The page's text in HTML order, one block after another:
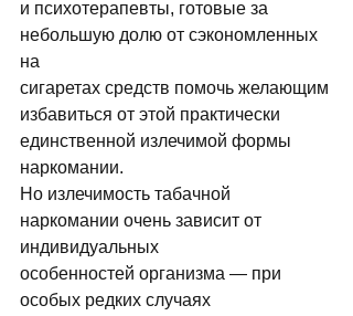
и психотерапевты, готовые за
небольшую долю от сэкономленных
на
сигаретах средств помочь желающим
избавиться от этой практически
единственной излечимой формы
наркомании.
Но излечимость табачной
наркомании очень зависит от
индивидуальных
особенностей организма — при
особых редких случаях